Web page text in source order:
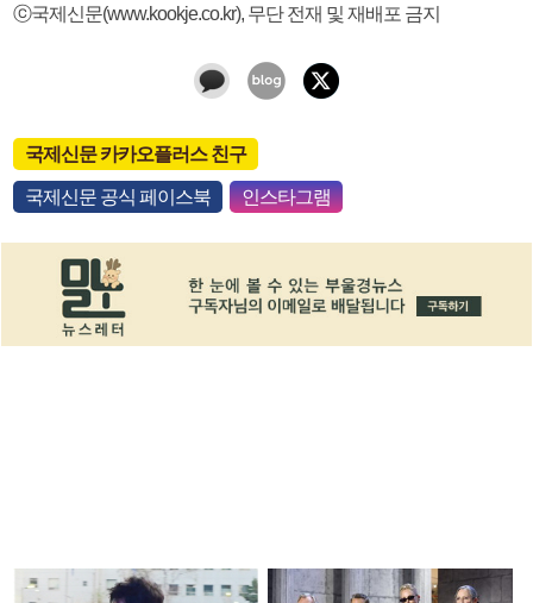
ⓒ국제신문(www.kookje.co.kr), 무단 전재 및 재배포 금지
국제신문 카카오플러스 친구
국제신문 공식 페이스북 인스타그램